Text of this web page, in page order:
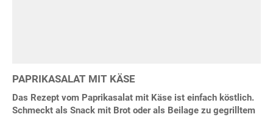
PAPRIKASALAT MIT KÄSE
Das Rezept vom Paprikasalat mit Käse ist einfach köstlich.
Schmeckt als Snack mit Brot oder als Beilage zu gegrilltem